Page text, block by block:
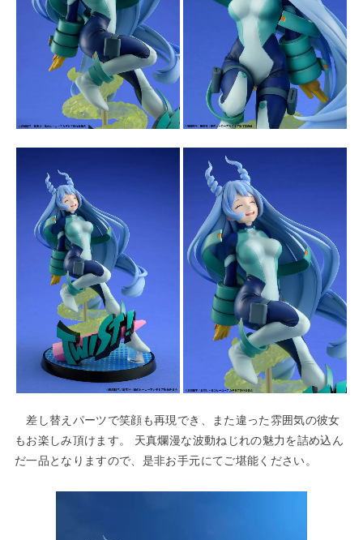
差し替えパーツで笑顔も再現でき、また違った雰囲気の彼女
もお楽しみ頂けます。 天真爛漫な波動ねじれの魅力を詰め込ん
だ一品となりますので、是非お手元にてご堪能ください。